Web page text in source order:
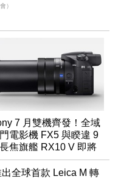
）
7 月雙機齊發！全域
電影機 FX5 與睽違 9
焦旗艦 RX10 V 即將
全球首款 Leica M 轉